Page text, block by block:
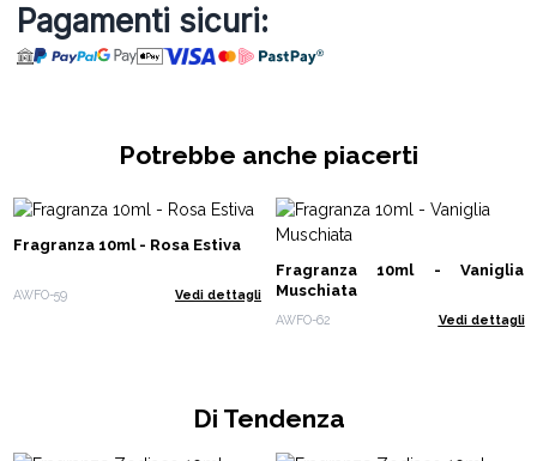
Pagamenti sicuri:
Potrebbe anche piacerti
Fragranza 10ml - Rosa Estiva
AWFO-59 Vedi dettagli
Fragranza 10ml - Vaniglia
Muschiata
AWFO-62 Vedi dettagli
Di Tendenza